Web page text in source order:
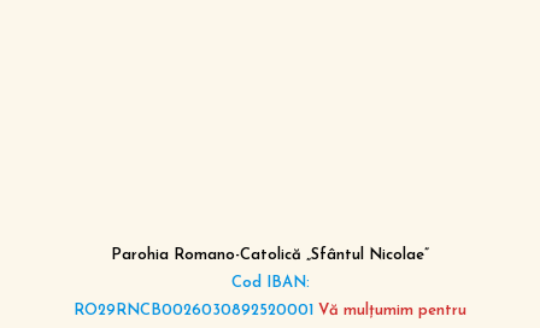
Parohia Romano-Catolică „Sfântul Nicolae”
Cod IBAN:
RO29RNCB0026030892520001 Vă mulțumim pentru